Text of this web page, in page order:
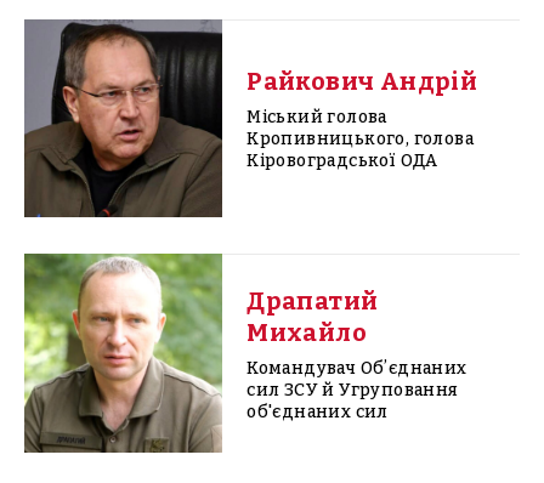
Райкович Андрій
Міський голова
Кропивницького, голова
Кіровоградської ОДА
Драпатий
Михайло
Командувач Обʼєднаних
сил ЗСУ й Угруповання
об'єднаних сил